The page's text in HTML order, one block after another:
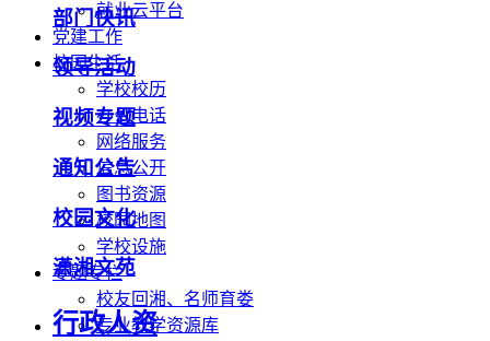
就业云平台
党建工作
校园生活
学校校历
办公电话
网络服务
信息公开
图书资源
校园地图
学校设施
专题专栏
校友回湘、名师育娄
专业教学资源库
部门快讯
领导活动
视频专题
通知公告
校园文化
潇湘文苑
行政人资